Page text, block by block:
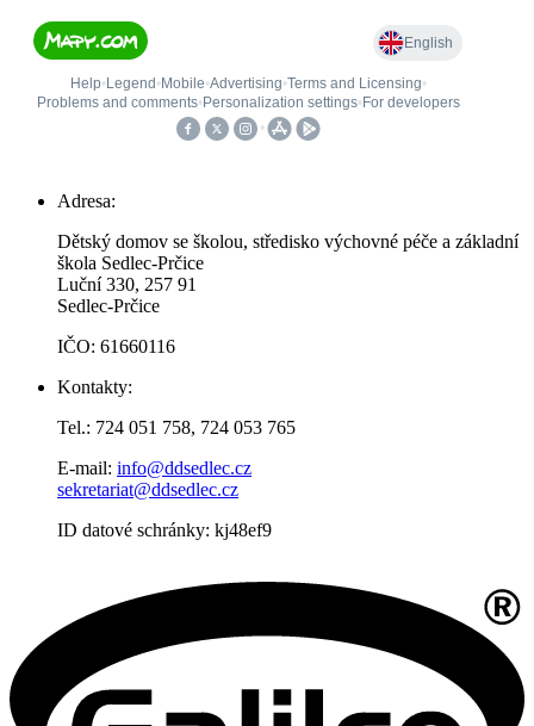
Adresa:
Dětský domov se školou, středisko výchovné péče a základní
škola Sedlec-Prčice
Luční 330, 257 91
Sedlec-Prčice
IČO: 61660116
Kontakty:
Tel.: 724 051 758, 724 053 765
E-mail: info@ddsedlec.cz
sekretariat@ddsedlec.cz
ID datové schránky: kj48ef9